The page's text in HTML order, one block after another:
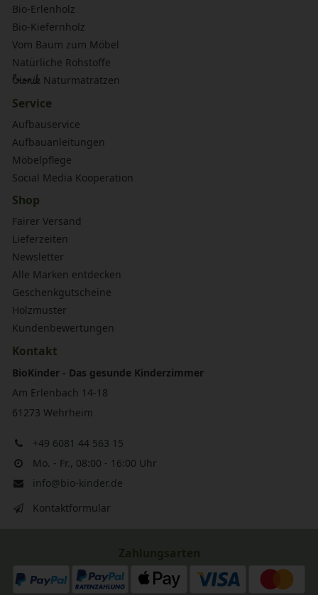
Bio-Erlenholz
Bio-Kiefernholz
Vom Baum zum Möbel
Natürliche Rohstoffe
bionik Naturmatratzen
Service
Aufbauservice
Aufbauanleitungen
Möbelpflege
Social Media Kooperation
Shop
Fairer Versand
Lieferzeiten
Newsletter
Alle Marken entdecken
Geschenkgutscheine
Holzmuster
Kundenbewertungen
Kontakt
BioKinder - Das gesunde Kinderzimmer
Am Erlenbach 14-18
61273 Wehrheim
+49 6081 44 563 15
Mo. - Fr., 08:00 - 16:00 Uhr
info@bio-kinder.de
Kontaktformular
Zahlungsarten